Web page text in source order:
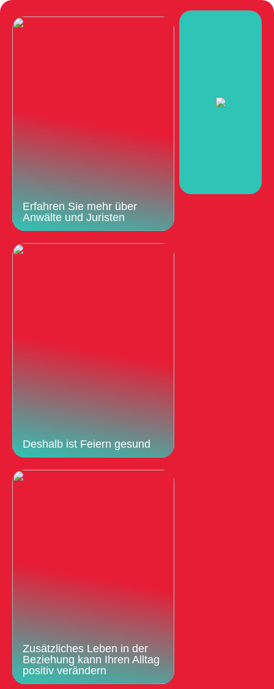
Erfahren Sie mehr über
Anwälte und Juristen
Deshalb ist Feiern gesund
Zusätzliches Leben in der
Beziehung kann Ihren Alltag
positiv verändern